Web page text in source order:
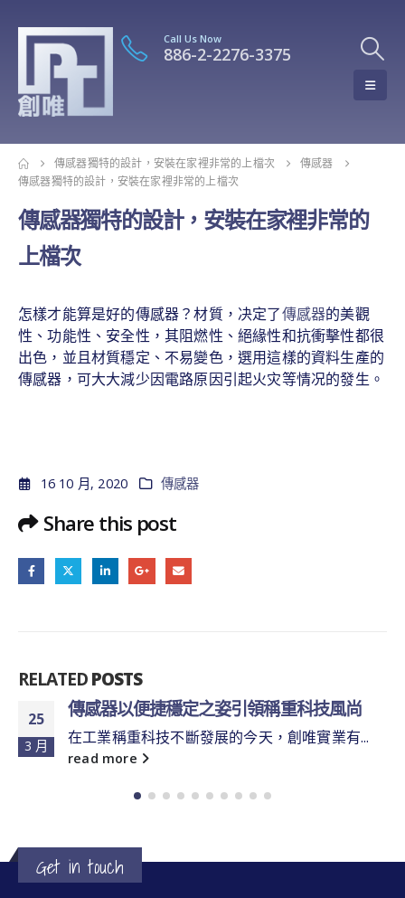
Call Us Now
886-2-2276-3375
傳感器獨特的設計，安裝在家裡非常的上檔次
傳感器
傳感器獨特的設計，安裝在家裡非常的上檔次
傳感器獨特的設計，安裝在家裡非常的
上檔次
怎樣才能算是好的傳感器？材質，决定了傳感器的美觀
性、功能性、安全性，其阻燃性、絕緣性和抗衝擊性都很
出色，並且材質穩定、不易變色，選用這樣的資料生產的
傳感器，可大大減少因電路原因引起火灾等情况的發生。
16 10 月, 2020 傳感器
Share this post
RELATEDPOSTS
25
3 月
傳感器以便捷穩定之姿引領稱重科技風尚
在工業稱重科技不斷發展的今天，創唯實業有...
read more
Get in touch